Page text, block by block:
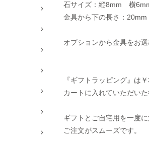
石サイズ：縦8mm 横
金具から下の長さ：20mm
オプションから金具をお選
『ギフトラッピング』は
カートに入れていただい
ギフトとご自宅用を一度
ご注文がスムーズです。